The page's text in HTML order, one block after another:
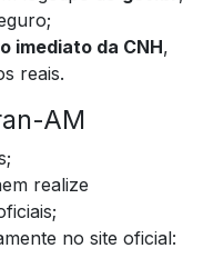
imediato da CNH,
reais.
AM
realize
no site oficial: